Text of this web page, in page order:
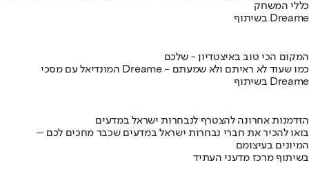
כללי המשחק
בשיתוף Dreame
המקום הכי טוב באיצטדיון - שלכם
המונדיאל עם מסכי Dreame - כמו שעוד לא ראיתם ולא שמעתם
בשיתוף Dreame
הזדמנות אחרונה להצטרף לנבחרות ישראל במדעים
בואו להכיר את חברי נבחרות ישראל במדעים שכבר מחכים לכם –
המיונים בעיצומם
בשיתוף מרכז מדעני העתיד